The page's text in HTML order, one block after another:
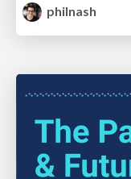
philnash